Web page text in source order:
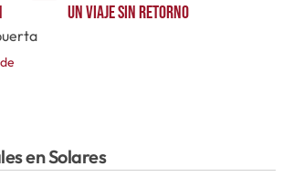
Un viaje sin retorno
en Solares